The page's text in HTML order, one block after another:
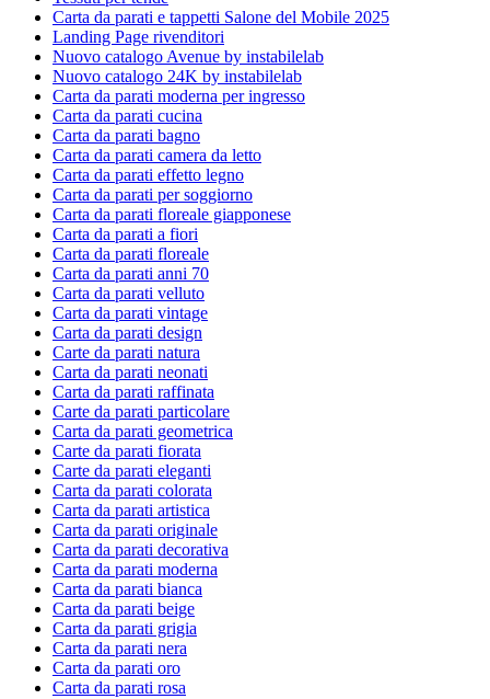
Carta da parati e tappetti Salone del Mobile 2025
Landing Page rivenditori
Nuovo catalogo Avenue by instabilelab
Nuovo catalogo 24K by instabilelab
Carta da parati moderna per ingresso
Carta da parati cucina
Carta da parati bagno
Carta da parati camera da letto
Carta da parati effetto legno
Carta da parati per soggiorno
Carta da parati floreale giapponese
Carta da parati a fiori
Carta da parati floreale
Carta da parati anni 70
Carta da parati velluto
Carta da parati vintage
Carta da parati design
Carte da parati natura
Carta da parati neonati
Carta da parati raffinata
Carte da parati particolare
Carta da parati geometrica
Carte da parati fiorata
Carte da parati eleganti
Carta da parati colorata
Carta da parati artistica
Carta da parati originale
Carta da parati decorativa
Carta da parati moderna
Carta da parati bianca
Carta da parati beige
Carta da parati grigia
Carta da parati nera
Carta da parati oro
Carta da parati rosa